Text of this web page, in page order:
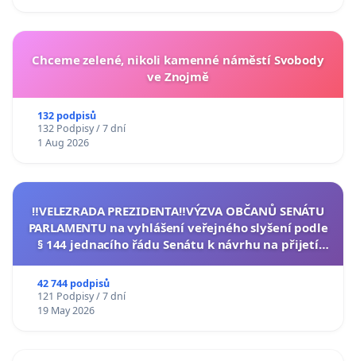
Chceme zelené, nikoli kamenné náměstí Svobody
ve Znojmě
132 podpisů
132 Podpisy / 7 dní
1 Aug 2026
‼️VELEZRADA PREZIDENTA‼️VÝZVA OBČANŮ SENÁTU
PARLAMENTU na vyhlášení veřejného slyšení podle
§ 144 jednacího řádu Senátu k návrhu na přijetí
42 744 podpisů
121 Podpisy / 7 dní
19 May 2026